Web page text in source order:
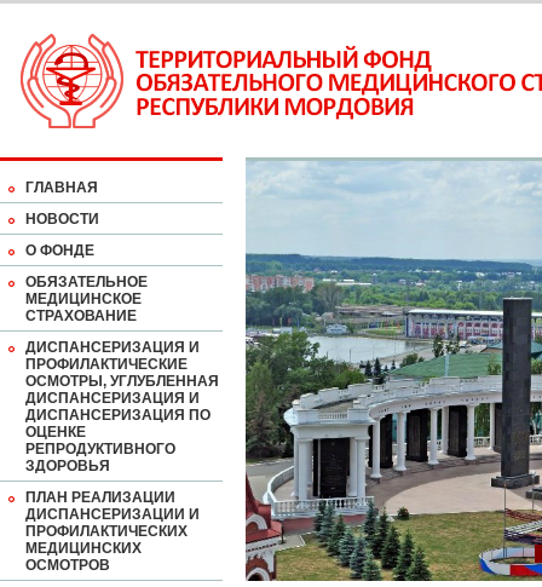
ГЛАВНАЯ
НОВОСТИ
О ФОНДЕ
ОБЯЗАТЕЛЬНОЕ
МЕДИЦИНСКОЕ
СТРАХОВАНИЕ
ДИСПАНСЕРИЗАЦИЯ И
ПРОФИЛАКТИЧЕСКИЕ
ОСМОТРЫ, УГЛУБЛЕННАЯ
ДИСПАНСЕРИЗАЦИЯ И
ДИСПАНСЕРИЗАЦИЯ ПО
ОЦЕНКЕ
РЕПРОДУКТИВНОГО
ЗДОРОВЬЯ
ПЛАН РЕАЛИЗАЦИИ
ДИСПАНСЕРИЗАЦИИ И
ПРОФИЛАКТИЧЕСКИХ
МЕДИЦИНСКИХ
ОСМОТРОВ